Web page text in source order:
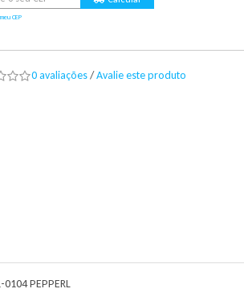
CEP
0 avaliações/Avalie este produto
PEPPERL